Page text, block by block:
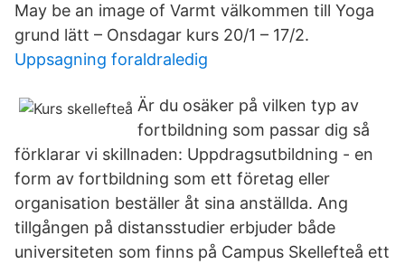
May be an image of Varmt välkommen till Yoga
grund lätt – Onsdagar kurs 20/1 – 17/2.
Uppsagning foraldraledig
Är du osäker på vilken typ av
fortbildning som passar dig så
förklarar vi skillnaden: Uppdragsutbildning - en
form av fortbildning som ett företag eller
organisation beställer åt sina anställda. Ang
tillgången på distansstudier erbjuder både
universiteten som finns på Campus Skellefteå ett